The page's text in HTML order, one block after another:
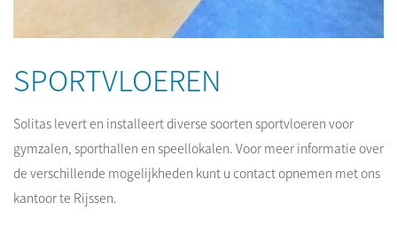
SPORTVLOEREN
Solitas levert en installeert diverse soorten sportvloeren voor
gymzalen, sporthallen en speellokalen. Voor meer informatie over
de verschillende mogelijkheden kunt u contact opnemen met ons
kantoor te Rijssen.